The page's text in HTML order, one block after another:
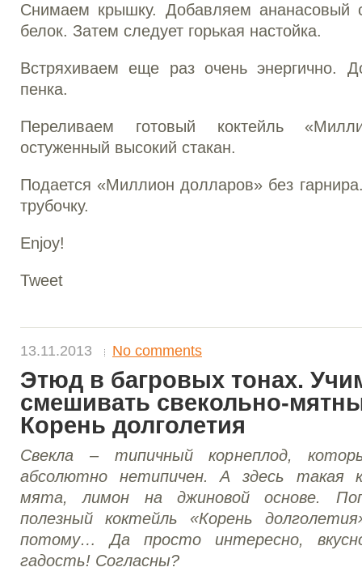
Снимаем крышку. Добавляем ананасовый
белок. Затем следует горькая настойка.
Встряхиваем еще раз очень энергично.
пенка.
Переливаем готовый коктейль
остуженный высокий стакан.
Подается «Миллион долларов» без
трубочку.
Enjoy!
Tweet
13.11.2013 No comments
Этюд в багровых тонах.
смешивать свекольно-
Корень долголетия
Свекла – типичный корнеплод,
абсолютно нетипичен. А здесь такая
мята, лимон на джиновой основе.
полезный коктейль «Корень
потому… Да просто интересно,
гадость! Согласны?